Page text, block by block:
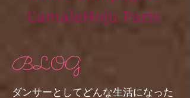
CamaleHoju Paris
BLOG
ダンサーとしてどんな生活になった